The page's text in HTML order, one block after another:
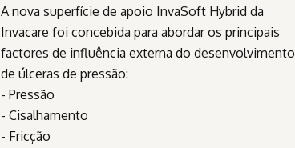
A nova superfície de apoio InvaSoft Hybrid da
Invacare foi concebida para abordar os principais
factores de influência externa do desenvolvimento
de úlceras de pressão:
- Pressão
- Cisalhamento
- Fricção